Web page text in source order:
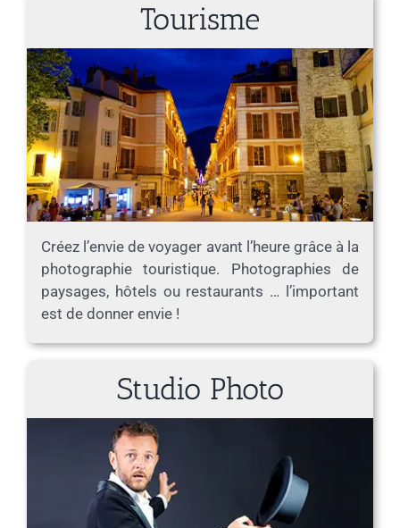
Tourisme
Créez l’envie de voyager avant l’heure grâce à la
photographie touristique. Photographies de
paysages, hôtels ou restaurants … l’important
est de donner envie !
Studio Photo